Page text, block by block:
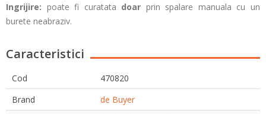
Ingrijire: poate fi curatata doar prin spalare manuala cu un
burete neabraziv.
Caracteristici
Cod
470820
Brand
de Buyer